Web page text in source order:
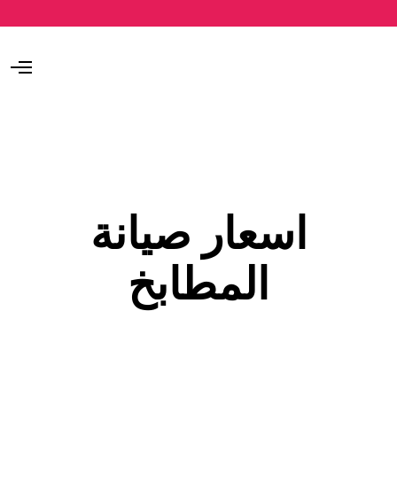
O
اسعار صيانة
المطابخ